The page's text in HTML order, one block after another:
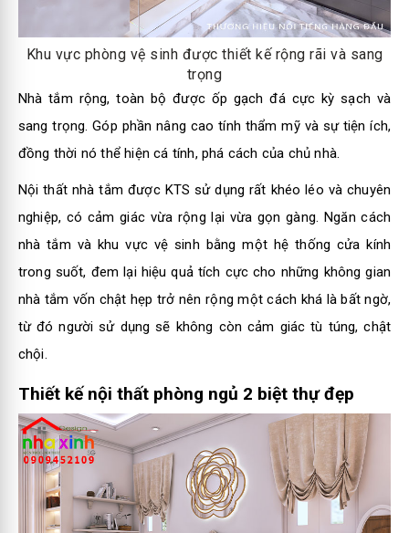
Khu vực phòng vệ sinh được thiết kế rộng rãi và sang
trọng
Nhà tắm rộng, toàn bộ được ốp gạch đá cực kỳ sạch và
sang trọng. Góp phần nâng cao tính thẩm mỹ và sự tiện ích,
đồng thời nó thể hiện cá tính, phá cách của chủ nhà.
Nội thất nhà tắm được KTS sử dụng rất khéo léo và chuyên
nghiệp, có cảm giác vừa rộng lại vừa gọn gàng. Ngăn cách
nhà tắm và khu vực vệ sinh bằng một hệ thống cửa kính
trong suốt, đem lại hiệu quả tích cực cho những không gian
nhà tắm vốn chật hẹp trở nên rộng một cách khá là bất ngờ,
từ đó người sử dụng sẽ không còn cảm giác tù túng, chật
chội.
Thiết kế nội thất phòng ngủ 2 biệt thự đẹp